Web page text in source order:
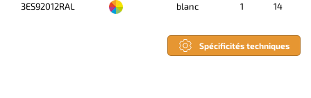
3ES92012RAL blanc 1 14
Spécificités techniques